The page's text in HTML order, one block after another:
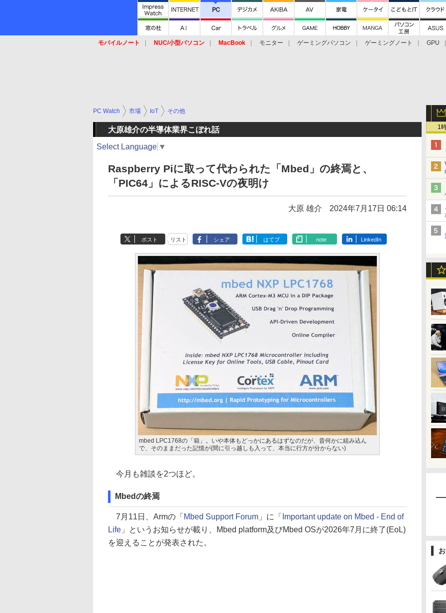
モバイルノート NUC/小型パソコン MacBook モニター ゲーミングパソコン ゲーミングノート
GPU
1
PC Watch 市場 IoT その他
大原雄介の半導体業界こぼれ話
Select Language ▼
Raspberry Piに取って代わられた「Mbed」の終焉と、
「PIC64」によるRISC-Vの夜明け
大原 雄介 2024年7月17日 06:14
ポスト リスト シェア はてブ note LinkedIn
mbed LPC1768の「箱」。いや本体もどっかにあるはずなのだが、昔何かに組み込ん
で、そのままだった記憶が(間に引っ越しも入って、本当に行方が分からない)
今月も雑談を2つほど。
Mbedの終焉
7月11日、Armの「 Mbed Support Forum 」に「
Important update on Mbed - End of
Life 」というお知らせが載り、Mbed platform及びMbed OSが2026年7月に終了(EoL)
を迎えることが発表された。